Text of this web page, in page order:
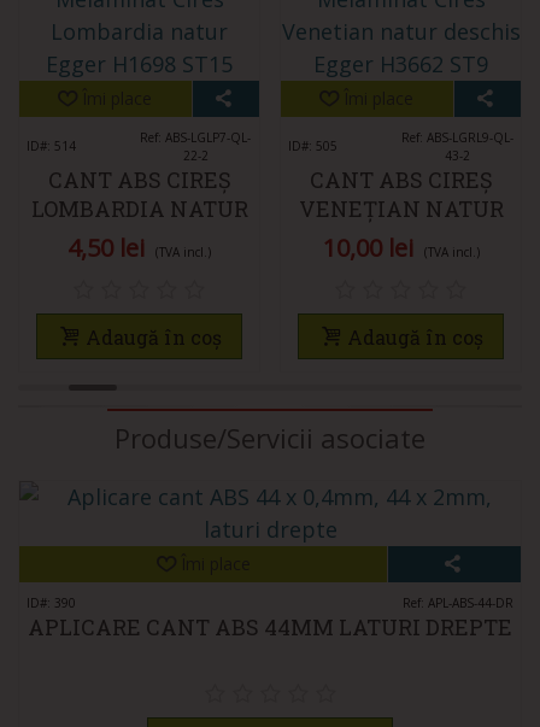
ID#: 514
Ref: ABS-LGLP7-QL-
22-2
CANT ABS CIREȘ
LOMBARDIA NATUR
22MM X 2MM
4,50 lei (TVA incl.)
Adaugă în coș
ID#: 505
Ref: ABS-LGRL9-QL-
43-2
CANT ABS CIREŞ
VENEŢIAN NATUR
DESCHIS 43MM X
2MM
10,00 lei (TVA incl.)
Adaugă în coș
Produse/Servicii asociate
ID#: 390 Ref: APL-ABS-44-DR
APLICARE CANT ABS 44MM LATURI DREPTE